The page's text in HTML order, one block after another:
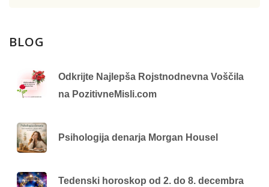
BLOG
Odkrijte Najlepša Rojstnodnevna Voščila
na PozitivneMisli.com
Psihologija denarja Morgan Housel
Tedenski horoskop od 2. do 8. decembra